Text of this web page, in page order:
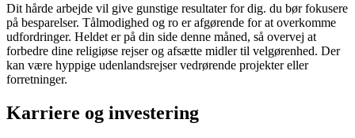
Dit hårde arbejde vil give gunstige resultater for dig. du bør fokusere
på besparelser. Tålmodighed og ro er afgørende for at overkomme
udfordringer. Heldet er på din side denne måned, så overvej at
forbedre dine religiøse rejser og afsætte midler til velgørenhed. Der
kan være hyppige udenlandsrejser vedrørende projekter eller
forretninger.
Karriere og investering